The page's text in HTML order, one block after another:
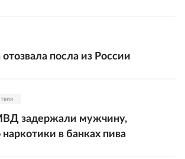
посла из России
задержали мужчину,
в банках пива